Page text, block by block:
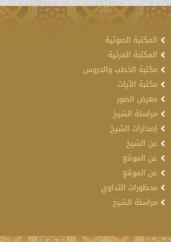
المكتبة الصوتية
المكتبة المرئية
مكتبة الخطب والدروس
مكتبة الآيات
معرض الصور
مراسلة الشيخ
إصدارات الشيخ
عن الشيخ
عن الموقع
عن الموقع
محظورات التداوي
مراسلة الشيخ